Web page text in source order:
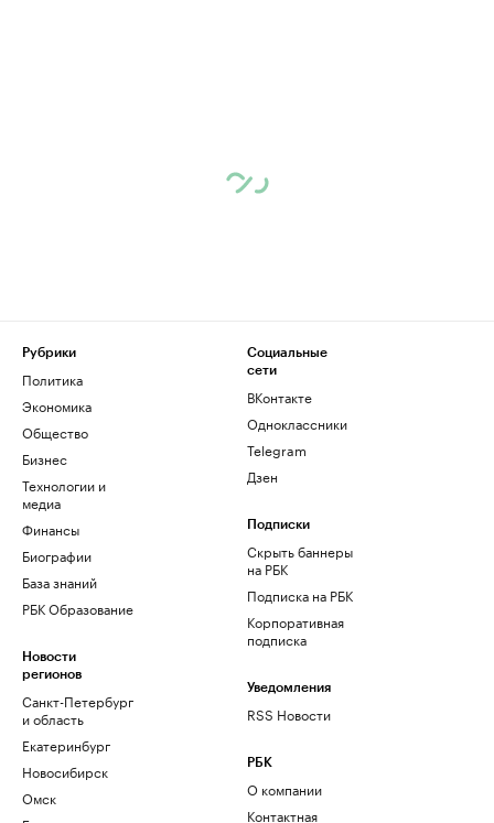
Рубрики
Политика
Экономика
Общество
Бизнес
Технологии и
медиа
Финансы
Биографии
База знаний
РБК Образование
Новости
регионов
Санкт-Петербург
и область
Екатеринбург
Новосибирск
Омск
Социальные
сети
ВКонтакте
Одноклассники
Telegram
Дзен
Подписки
Скрыть баннеры
на РБК
Подписка на РБК
Корпоративная
подписка
Уведомления
RSS Новости
РБК
О компании
Контактная